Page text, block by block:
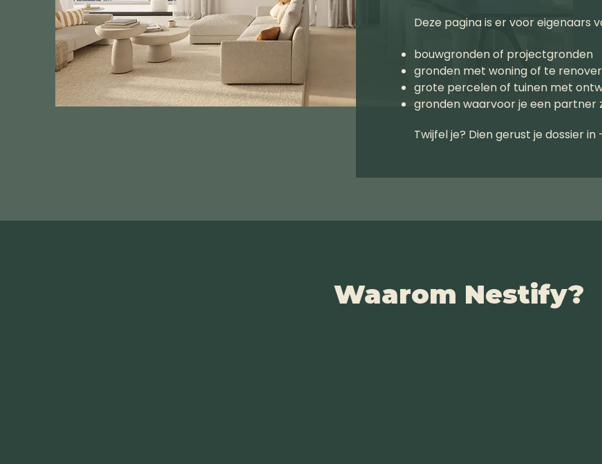
Deze pagina is er voor eigenaars
bouwgronden of projectgronden
gronden met woning of te
grote percelen of tuinen met
gronden waarvoor je een
Twijfel je? Dien gerust je dossier
Waarom Nestify?